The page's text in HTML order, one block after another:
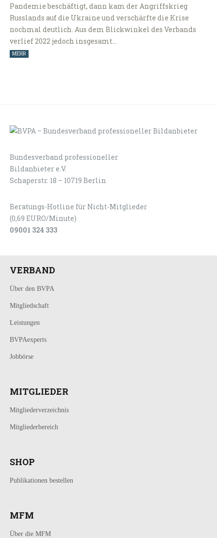
Pandemie beschäftigt, dann kam der Angriffskrieg
Russlands auf die Ukraine und verschärfte die Krise
nochmal deutlich. Aus dem Blickwinkel des Verbands
verlief 2022 jedoch insgesamt…
MEHR
Bundesverband professioneller
Bildanbieter e.V.
Schaperstr. 18 – 10719 Berlin
Beratungs-Hotline für Nicht-Mitglieder
(0,69 EURO/Minute)
09001 324 333
VERBAND
Über den BVPA
Mitgliedschaft
Leistungen
BVPAexperts
Jobbörse
MITGLIEDER
Mitgliederverzeichnis
Mitgliederbereich
SHOP
Publikationen bestellen
MFM
Über die MFM